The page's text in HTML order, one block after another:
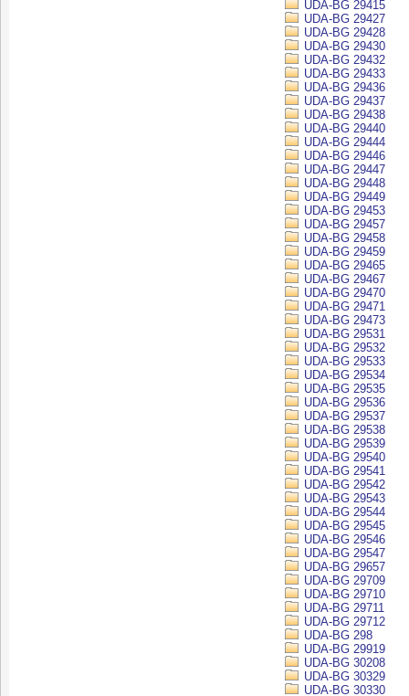
UDA-BG 29415
UDA-BG 29427
UDA-BG 29428
UDA-BG 29430
UDA-BG 29432
UDA-BG 29433
UDA-BG 29436
UDA-BG 29437
UDA-BG 29438
UDA-BG 29440
UDA-BG 29444
UDA-BG 29446
UDA-BG 29447
UDA-BG 29448
UDA-BG 29449
UDA-BG 29453
UDA-BG 29457
UDA-BG 29458
UDA-BG 29459
UDA-BG 29465
UDA-BG 29467
UDA-BG 29470
UDA-BG 29471
UDA-BG 29473
UDA-BG 29531
UDA-BG 29532
UDA-BG 29533
UDA-BG 29534
UDA-BG 29535
UDA-BG 29536
UDA-BG 29537
UDA-BG 29538
UDA-BG 29539
UDA-BG 29540
UDA-BG 29541
UDA-BG 29542
UDA-BG 29543
UDA-BG 29544
UDA-BG 29545
UDA-BG 29546
UDA-BG 29547
UDA-BG 29657
UDA-BG 29709
UDA-BG 29710
UDA-BG 29711
UDA-BG 29712
UDA-BG 298
UDA-BG 29919
UDA-BG 30208
UDA-BG 30329
UDA-BG 30330